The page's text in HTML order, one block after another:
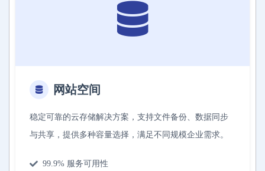
网站空间
稳定可靠的云存储解决方案，支持文件备份、数据同步
与共享，提供多种容量选择，满足不同规模企业需求。
99.9% 服务可用性